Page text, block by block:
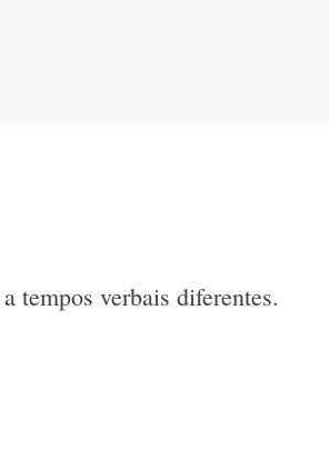
tempos verbais diferentes.